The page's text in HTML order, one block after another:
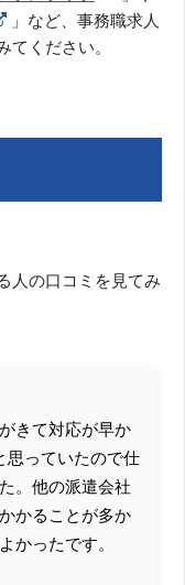
」など、事務職求人
てください。
人の口コミを見てみ
きて対応が早か
思っていたので仕
。他の派遣会社
かることが多か
かったです。